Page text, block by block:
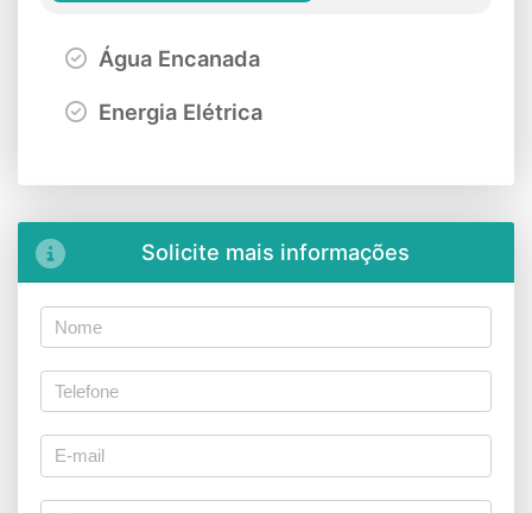
Água Encanada
Energia Elétrica
Solicite mais informações